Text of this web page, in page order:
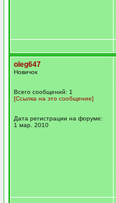
oleg647
Новичок
Всего сообщений: 1
[Ссылка на это сообщение]
Дата регистрации на форуме:
1 мар. 2010